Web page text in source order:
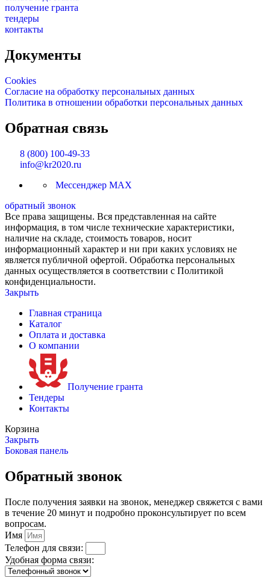
получение гранта
тендеры
контакты
Документы
Cookies
Согласие на обработку персональных данных
Политика в отношении обработки персональных данных
Обратная связь
8 (800) 100-49-33
info@kr2020.ru
Мессенджер MAX
обратный звонок
Все права защищены. Вся представленная на сайте
информация, в том числе технические характеристики,
наличие на складе, стоимость товаров, носит
информационный характер и ни при каких условиях не
является публичной офертой. Обработка персональных
данных осуществляется в соответствии с Политикой
конфиденциальности.
Закрыть
Главная страница
Каталог
Оплата и доставка
О компании
Получение гранта
Тендеры
Контакты
Корзина
Закрыть
Боковая панель
Обратный звонок
После получения заявки на звонок, менеджер свяжется с вами
в течение 20 минут и подробно проконсультирует по всем
вопросам.
Имя
Телефон для связи:
Удобная форма связи: